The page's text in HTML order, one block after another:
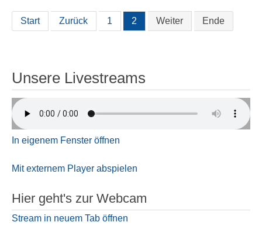
Start Zurück 1 2 Weiter Ende
Unsere Livestreams
In eigenem Fenster öffnen
Mit externem Player abspielen
Hier geht's zur Webcam
Stream in neuem Tab öffnen